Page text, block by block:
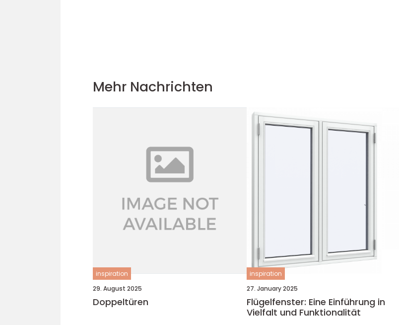
Mehr Nachrichten
inspiration
29. August 2025
Doppeltüren
inspiration
27. January 2025
Flügelfenster: Eine Einführung in
Vielfalt und Funktionalität